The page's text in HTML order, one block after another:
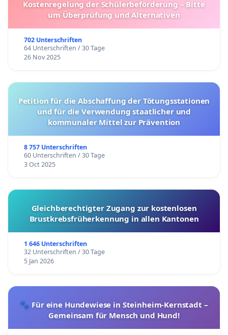
Kostenregelung der Schülerbeförderung – Bitte
um Überprüfung und Alternativen
702 Unterschriften
64 Unterschriften / 30 Tage
26 Nov 2025
Petition für die Abschaffung der Tötungsstationen
und für die Verwendung staatlicher und
kommunaler Mittel zur Prävention
8 757 Unterschriften
60 Unterschriften / 30 Tage
3 Oct 2025
Gleichberechtigter Zugang zur kostenlosen
Brustkrebsfrüherkennung in allen Kantonen
1 646 Unterschriften
32 Unterschriften / 30 Tage
5 Jan 2026
🐾 Für eine Hundewiese in Steinheim-Kernstadt –
Gemeinsam für Mensch und Hund!